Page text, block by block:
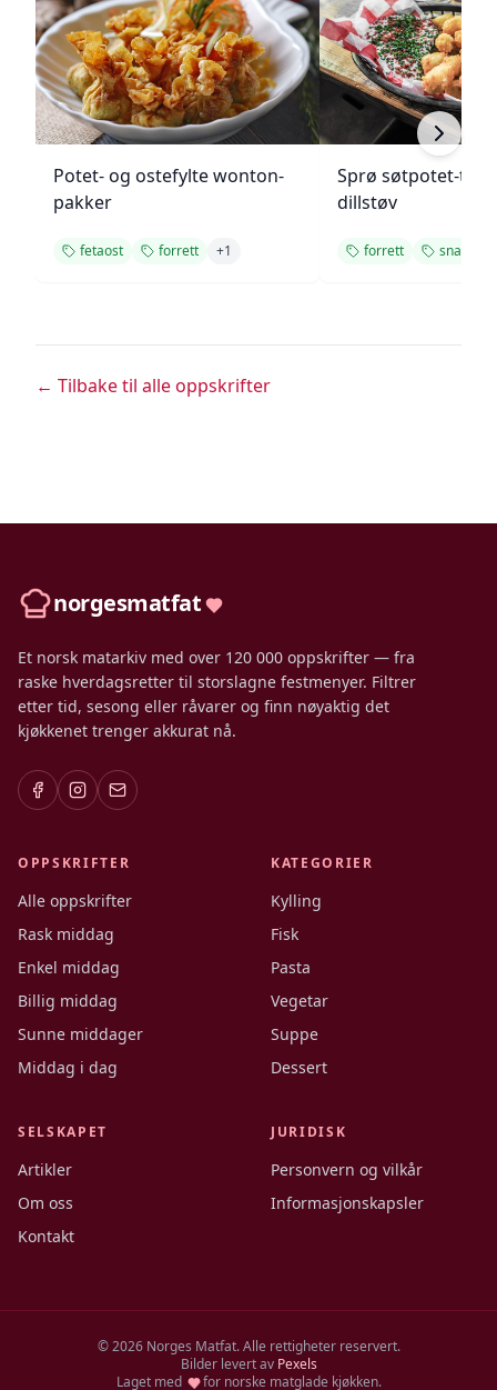
Potet- og ostefylte wonton-
pakker
fetaost forrett +1
Sprø søtpotet-tots
dillstøv
forrett snacks
← Tilbake til alle oppskrifter
norgesmatfat
Et norsk matarkiv med over 120 000 oppskrifter — fra
raske hverdagsretter til storslagne festmenyer. Filtrer
etter tid, sesong eller råvarer og finn nøyaktig det
kjøkkenet trenger akkurat nå.
OPPSKRIFTER
Alle oppskrifter
Rask middag
Enkel middag
Billig middag
Sunne middager
Middag i dag
KATEGORIER
Kylling
Fisk
Pasta
Vegetar
Suppe
Dessert
SELSKAPET
Artikler
Om oss
Kontakt
JURIDISK
Personvern og vilkår
Informasjonskapsler
©2026Norges Matfat. Alle rettigheter reservert.
Bilder levert av Pexels
Laget med
for norske matglade kjøkken.